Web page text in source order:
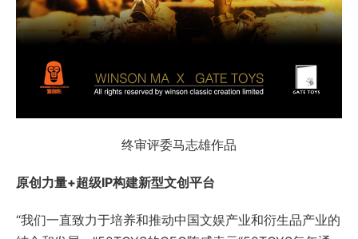
终审评委马志雄作品
原创力量+超级IP构建新型文创平台
“我们一直致力于培养和推动中国文娱产业和衍生品产业的